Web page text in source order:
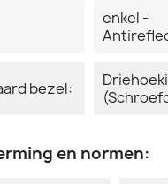
enkel -
bezel:
en normen: